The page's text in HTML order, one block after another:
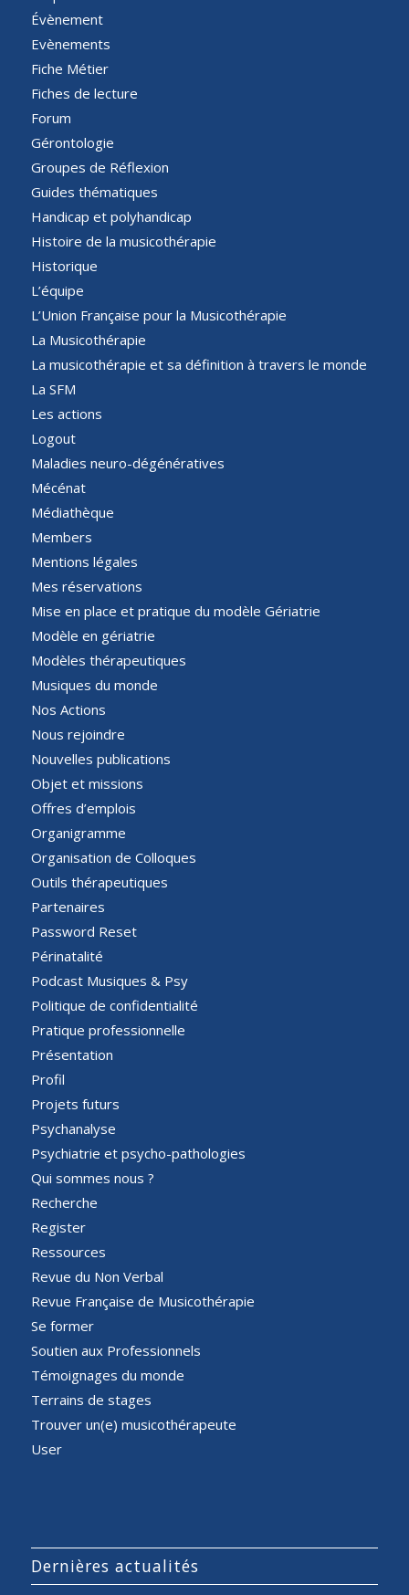
Évènement
Evènements
Fiche Métier
Fiches de lecture
Forum
Gérontologie
Groupes de Réflexion
Guides thématiques
Handicap et polyhandicap
Histoire de la musicothérapie
Historique
L’équipe
L’Union Française pour la Musicothérapie
La Musicothérapie
La musicothérapie et sa définition à travers le monde
La SFM
Les actions
Logout
Maladies neuro-dégénératives
Mécénat
Médiathèque
Members
Mentions légales
Mes réservations
Mise en place et pratique du modèle Gériatrie
Modèle en gériatrie
Modèles thérapeutiques
Musiques du monde
Nos Actions
Nous rejoindre
Nouvelles publications
Objet et missions
Offres d’emplois
Organigramme
Organisation de Colloques
Outils thérapeutiques
Partenaires
Password Reset
Périnatalité
Podcast Musiques & Psy
Politique de confidentialité
Pratique professionnelle
Présentation
Profil
Projets futurs
Psychanalyse
Psychiatrie et psycho-pathologies
Qui sommes nous ?
Recherche
Register
Ressources
Revue du Non Verbal
Revue Française de Musicothérapie
Se former
Soutien aux Professionnels
Témoignages du monde
Terrains de stages
Trouver un(e) musicothérapeute
User
Dernières actualités